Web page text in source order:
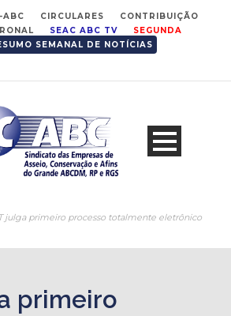
ABC CIRCULARES
CONTRIBUIÇÃO
SEAC ABC TV
SEGUNDA
SEMANAL DE NOTÍCIAS
julga primeiro processo totalmente eletrônico
primeiro